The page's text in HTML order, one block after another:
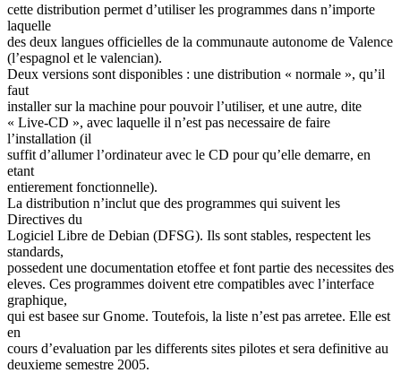
cette distribution permet d’utiliser les programmes dans n’importe
laquelle
des deux langues officielles de la communaute autonome de Valence
(l’espagnol et le valencian).
Deux versions sont disponibles : une distribution « normale », qu’il
faut
installer sur la machine pour pouvoir l’utiliser, et une autre, dite
« Live-CD », avec laquelle il n’est pas necessaire de faire
l’installation (il
suffit d’allumer l’ordinateur avec le CD pour qu’elle demarre, en
etant
entierement fonctionnelle).
La distribution n’inclut que des programmes qui suivent les
Directives du
Logiciel Libre de Debian (DFSG). Ils sont stables, respectent les
standards,
possedent une documentation etoffee et font partie des necessites des
eleves. Ces programmes doivent etre compatibles avec l’interface
graphique,
qui est basee sur Gnome. Toutefois, la liste n’est pas arretee. Elle est
en
cours d’evaluation par les differents sites pilotes et sera definitive au
deuxieme semestre 2005.